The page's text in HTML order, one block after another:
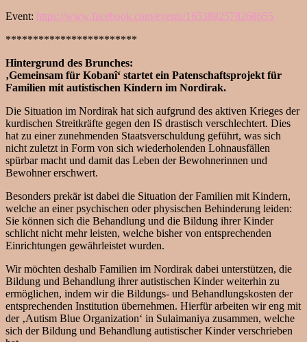
Event: https://www.facebook.com/events/1653882578268655
************************
Hintergrund des Brunches:
‚Gemeinsam für Kobanî‘ startet ein Patenschaftsprojekt für
Familien mit autistischen Kindern im Nordirak.
Die Situation im Nordirak hat sich aufgrund des aktiven Krieges der
kurdischen Streitkräfte gegen den IS drastisch verschlechtert. Dies
hat zu einer zunehmenden Staatsverschuldung geführt, was sich
nicht zuletzt in Form von sich wiederholenden Lohnausfällen
spürbar macht und damit das Leben der Bewohnerinnen und
Bewohner erschwert.
Besonders prekär ist dabei die Situation der Familien mit Kindern,
welche an einer psychischen oder physischen Behinderung leiden:
Sie können sich die Behandlung und die Bildung ihrer Kinder
schlicht nicht mehr leisten, welche bisher von entsprechenden
Einrichtungen gewährleistet wurden.
Wir möchten deshalb Familien im Nordirak dabei unterstützen, die
Bildung und Behandlung ihrer autistischen Kinder weiterhin zu
ermöglichen, indem wir die Bildungs- und Behandlungskosten der
entsprechenden Institution übernehmen. Hierfür arbeiten wir eng mit
der ‚Autism Blue Organization‘ in Sulaimaniya zusammen, welche
sich der Bildung und Behandlung autistischer Kinder verschrieben